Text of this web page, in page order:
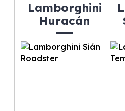
Lamborghini
Huracán